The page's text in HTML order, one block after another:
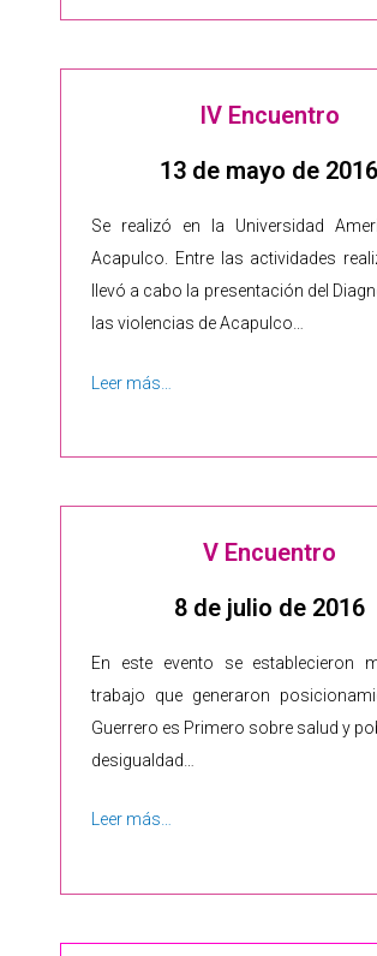
IV Encuentro
13 de mayo de 2016
Se realizó en la Universidad
Acapulco. Entre las actividades
llevó a cabo la presentación del
las violencias de Acapulco…
Leer más…
V Encuentro
8 de julio de 2016
En este evento se establecieron
trabajo que generaron
Guerrero es Primero sobre salud y
desigualdad…
Leer más…